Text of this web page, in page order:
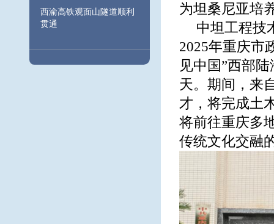
西渝高铁观面山隧道顺利
贯通
为坦桑尼亚培
中坦工程技
2025年重庆市
见中国”西部
天。期间，来
才，将完成土
将前往重庆多
传统文化交融